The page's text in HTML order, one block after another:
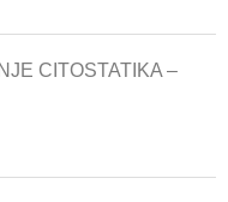
CITOSTATIKA –